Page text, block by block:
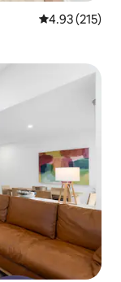
Calificación
4.93 (215)